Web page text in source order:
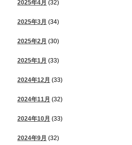
2025年4月 (32)
2025年3月 (34)
2025年2月 (30)
2025年1月 (33)
2024年12月 (33)
2024年11月 (32)
2024年10月 (33)
2024年9月 (32)